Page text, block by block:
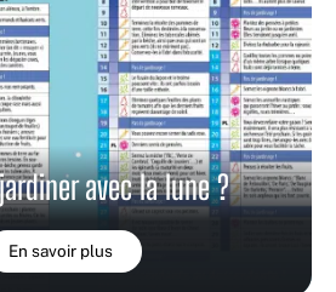
avec la lune ?
En savoir plus